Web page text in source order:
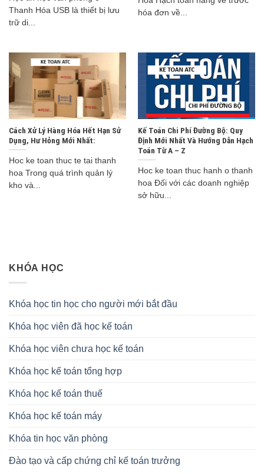
Thanh Hóa USB là thiết bị lưu
trữ di...
hóa đơn về...
Cách Xử Lý Hàng Hóa Hết Hạn Sử
Dụng, Hư Hỏng Mới Nhất:
Hoc ke toan thuc te tai thanh
hoa Trong quá trình quản lý
kho và...
Kế Toán Chi Phí Đường Bộ: Quy
Định Mới Nhất Và Hướng Dẫn Hạch
Toán Từ A – Z
Hoc ke toan thuc hanh o thanh
hoa Đối với các doanh nghiệp
sở hữu...
KHÓA HỌC
Khóa học tin học cho người mới bắt đầu
Khóa học viên đã học kế toán
Khóa học viên chưa học kế toán
Khóa học kế toán tổng hợp
Khóa học kế toán thuế
Khóa học kế toán máy
Khóa tin học văn phòng
Đào tạo và cấp chứng chỉ kế toán trưởng